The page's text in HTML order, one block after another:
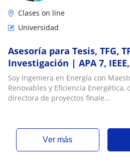
Clases on line
Universidad
Asesoría para Tesis, TFG,
Investigación | APA 7,
Ambiente
Soy Ingeniera en Energía con
Renovables y Eficiencia
directora de proyectos finale...
ver más